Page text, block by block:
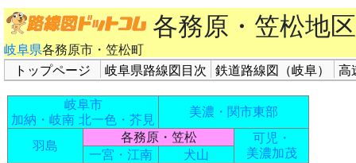
各務原・笠松地
岐阜県各務原市・笠松町
トップページ
岐阜県路線図目次 鉄道路線図（岐阜） 高
岐阜市
加納・岐南 北一色・芥見 美濃・関市東部
羽島
各務原・笠松
可児・
美濃加茂
一宮・江南 犬山